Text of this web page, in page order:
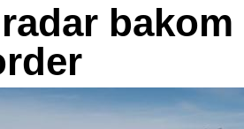
bakom